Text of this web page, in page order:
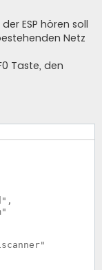
ESP hören soll
Netz
Taste, den